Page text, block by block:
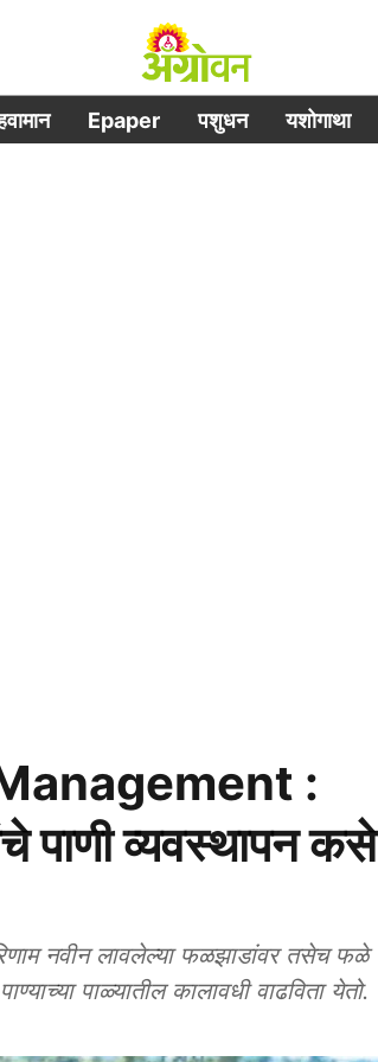
Epaper पशुधन यशोगाथा
:
पाणी व्यवस्थापन कसे
नवीन लावलेल्या फळझाडांवर तसेच फळे
पाळ्यातील कालावधी वाढविता येतो.